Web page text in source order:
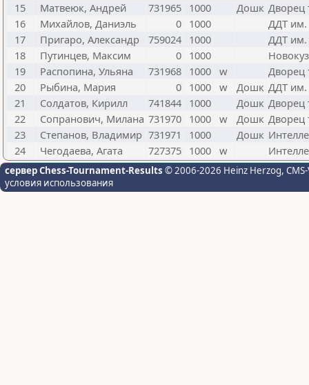
15
Матвеюк, Андрей 731965 1000 Дошк Дворец
16
Михайлов, Даниэль 0 1000
ДДТ им.
17
Пригаро, Александр 759024 1000
ДДТ им.
18
Путинцев, Максим 0 1000
19
Распопина, Ульяна 731968 1000 w
Дворец
20
Рыбина, Мария 0 1000 w Дошк ДДТ им.
21
Солдатов, Кирилл 741844 1000 Дошк Дворец
22
Сопранович, Милана 731970 1000 w Дошк Дворец
23
Степанов, Владимир 731971 1000 Дошк
24
Чегодаева, Агата 727375 1000 w
сервер Chess-Tournament-Results © 2006-2026 Heinz Herzog,
условия использования